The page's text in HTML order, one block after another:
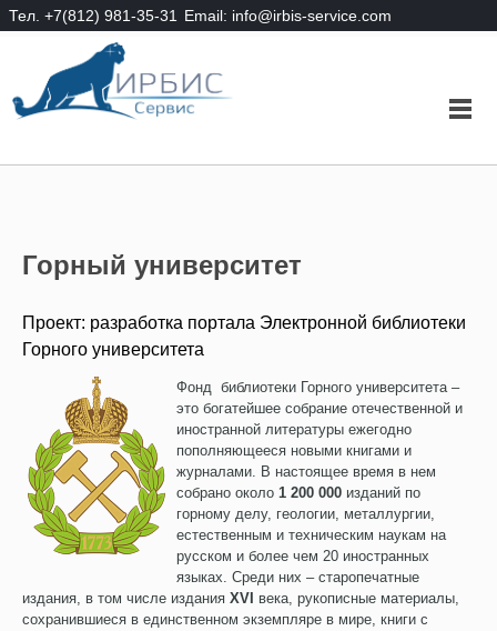
Тел. +7(812) 981-35-31 Email: info@irbis-service.com
Горный университет
Проект: разработка портала Электронной библиотеки
Горного университета
Фонд библиотеки Горного университета –
это богатейшее собрание отечественной и
иностранной литературы ежегодно
пополняющееся новыми книгами и
журналами. В настоящее время в нем
собрано около 1 200 000 изданий по
горному делу, геологии, металлургии,
естественным и техническим наукам на
русском и более чем 20 иностранных
языках. Среди них – старопечатные
издания, в том числе издания XVI века, рукописные материалы,
сохранившиеся в единственном экземпляре в мире, книги с